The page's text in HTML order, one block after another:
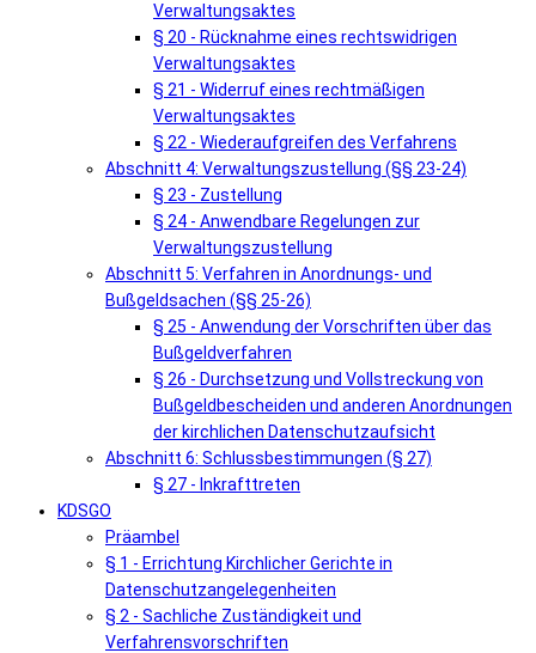
Verwaltungsaktes
§ 20 - Rücknahme eines rechtswidrigen
Verwaltungsaktes
§ 21 - Widerruf eines rechtmäßigen
Verwaltungsaktes
§ 22 - Wiederaufgreifen des Verfahrens
Abschnitt 4: Verwaltungszustellung (§§ 23-24)
§ 23 - Zustellung
§ 24 - Anwendbare Regelungen zur
Verwaltungszustellung
Abschnitt 5: Verfahren in Anordnungs- und
Bußgeldsachen (§§ 25-26)
§ 25 - Anwendung der Vorschriften über das
Bußgeldverfahren
§ 26 - Durchsetzung und Vollstreckung von
Bußgeldbescheiden und anderen Anordnungen
der kirchlichen Datenschutzaufsicht
Abschnitt 6: Schlussbestimmungen (§ 27)
§ 27 - Inkrafttreten
KDSGO
Präambel
§ 1 - Errichtung Kirchlicher Gerichte in
Datenschutzangelegenheiten
§ 2 - Sachliche Zuständigkeit und
Verfahrensvorschriften